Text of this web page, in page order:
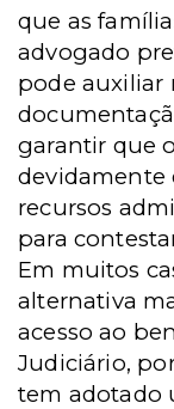
que as
advogado
pode auxiliar
garantir que
devidamente
recursos
para
Em muitos
alternativa
acesso ao
Judiciário,
tem adotado